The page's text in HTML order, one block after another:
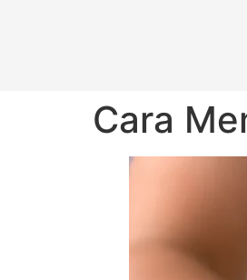
Cara